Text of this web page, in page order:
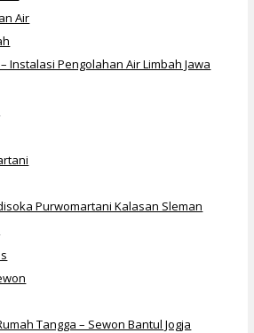
Instalasi Pengolahan Air Limbah Jawa
Purwomartani Kalasan Sleman
Tangga – Sewon Bantul Jogja